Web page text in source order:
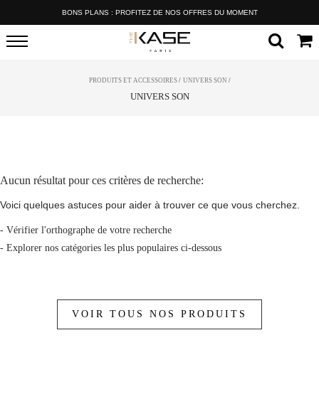
BONS PLANS : PROFITEZ DE NOS OFFRES DU MOMENT
PRODUITS ET ACCESSOIRES / UNIVERS SON /
UNIVERS SON
Aucun résultat pour ces critères de recherche:
Voici quelques astuces pour aider à trouver ce que vous cherchez.
- Vérifier l'orthographe de votre recherche
- Explorer nos catégories les plus populaires ci-dessous
VOIR TOUS NOS PRODUITS